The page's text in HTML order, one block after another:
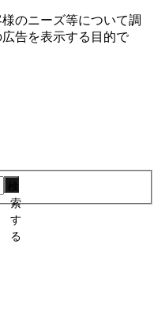
のニーズ等について調
告を表⽰する⽬的で
索
す
る